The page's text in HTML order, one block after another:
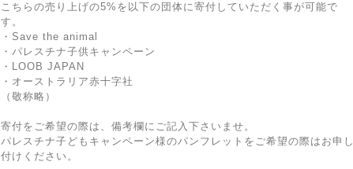
こちらの売り上げの5%を以下の団体に寄付していただく事が可能で
す。
・Save the animal
・パレスチナ子供キャンペーン
・LOOB JAPAN
・オーストラリア赤十字社
（敬称略）
寄付をご希望の際は、備考欄にご記入下さいませ。
パレスチナ子どもキャンペーン様のパンフレットをご希望の際はお申し
付けください。